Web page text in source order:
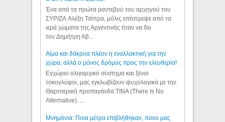
Ένα από τα πρώτα ραντεβού του αρχηγού του
ΣΥΡΙΖΑ Αλέξη Τσίπρα, μόλις επέστρεψε από τα
ιερά χώματα της Αργεντινής ήταν να δει
τον Δημήτρη Αβ...
Αίμα και δάκρυα πλέον η εναλλακτική για την
χώρα, αλλά ο μόνος δρόμος προς την ελευθερία!
Εγχώριο ολιγαρχικό σύστημα και ξένοι
τοκογλύφοι, μας εγκλωβίζουν ψυχολογικά με την
Θαρτσερική προπαγάνδα TINA (There Is No
Alternative). ...
Μνημόνια: Ποια μέτρα επιβλήθηκαν, ποιοι μας